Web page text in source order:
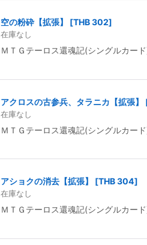
空の粉砕【拡張】 [THB 302]
在庫なし
ＭＴＧテーロス還魂記(シングルカード
アクロスの古参兵、タラニカ【拡張】
在庫なし
ＭＴＧテーロス還魂記(シングルカード
アショクの消去【拡張】 [THB 304]
在庫なし
ＭＴＧテーロス還魂記(シングルカード